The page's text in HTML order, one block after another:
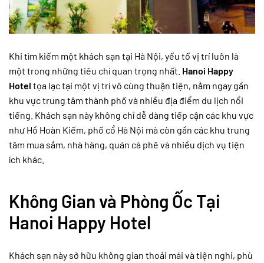
Khi tìm kiếm một khách sạn tại Hà Nội, yếu tố vị trí luôn là
một trong những tiêu chí quan trọng nhất. Hanoi Happy
Hotel tọa lạc tại một vị trí vô cùng thuận tiện, nằm ngay gần
khu vực trung tâm thành phố và nhiều địa điểm du lịch nổi
tiếng. Khách sạn này không chỉ dễ dàng tiếp cận các khu vực
như Hồ Hoàn Kiếm, phố cổ Hà Nội mà còn gần các khu trung
tâm mua sắm, nhà hàng, quán cà phê và nhiều dịch vụ tiện
ích khác.
Không Gian và Phòng Ốc Tại
Hanoi Happy Hotel
Khách sạn này sở hữu không gian thoải mái và tiện nghi, phù